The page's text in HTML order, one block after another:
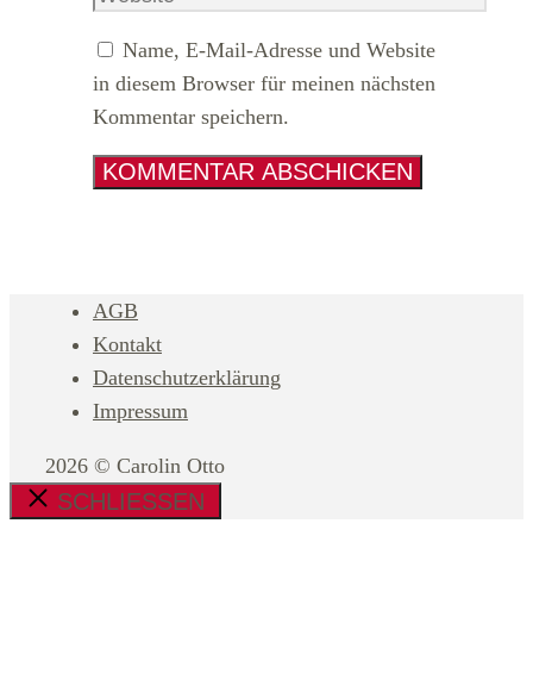
Name, E-Mail-Adresse und Website
in diesem Browser für meinen nächsten
Kommentar speichern.
AGB
Kontakt
Datenschutzerklärung
Impressum
2026 © Carolin Otto
SCHLIESSEN